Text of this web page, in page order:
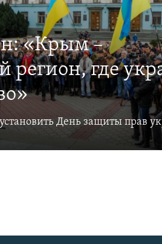
«Крым –
регион, где
День защиты прав